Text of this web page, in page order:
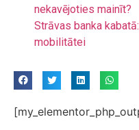
nekavējoties mainīt?
Strāvas banka
mobilitātei